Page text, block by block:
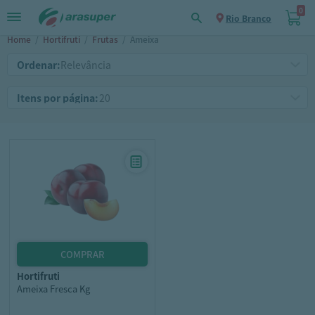
Rio Branco
0
Home / Hortifruti / Frutas / Ameixa
Ordenar:
Itens por página:
hortifruti
Ameixa Fresca Kg